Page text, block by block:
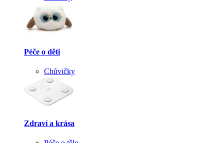
Péče o děti
Chůvičky
Zdraví a krása